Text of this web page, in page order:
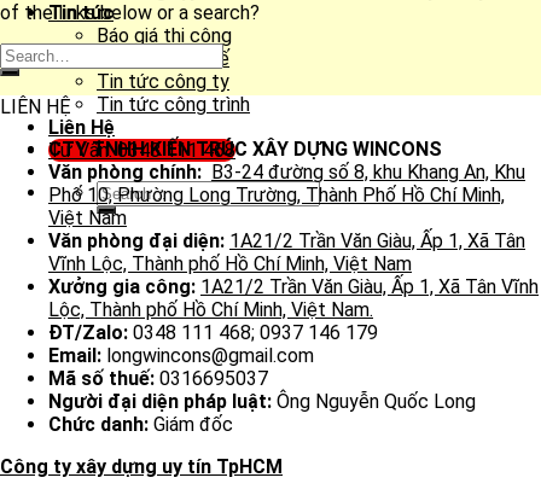
Tin tức
Báo giá thi công
Báo giá thiết kế
Tin tức công ty
Tin tức công trình
Liên Hệ
Tư Vấn: 0348 111 468
of the links below or a search?
LIÊN HỆ
CTY TNHH KIẾN TRÚC XÂY DỰNG WINCONS
Văn phòng chính: B3-24 đường số 8, khu Khang An, Khu
Phố 10, Phường Long Trường, Thành Phố Hồ Chí Minh,
Việt Nam
Văn phòng đại diện: 1A21/2 Trần Văn Giàu, Ấp 1, Xã Tân
Vĩnh Lộc, Thành phố Hồ Chí Minh, Việt Nam
Xưởng gia công: 1A21/2 Trần Văn Giàu, Ấp 1, Xã Tân Vĩnh
Lộc, Thành phố Hồ Chí Minh, Việt Nam.
ĐT/Zalo: 0348 111 468; 0937 146 179
Email: longwincons@gmail.com
Mã số thuế: 0316695037
Người đại diện pháp luật: Ông Nguyễn Quốc Long
Chức danh: Giám đốc
Công ty xây dựng uy tín TpHCM